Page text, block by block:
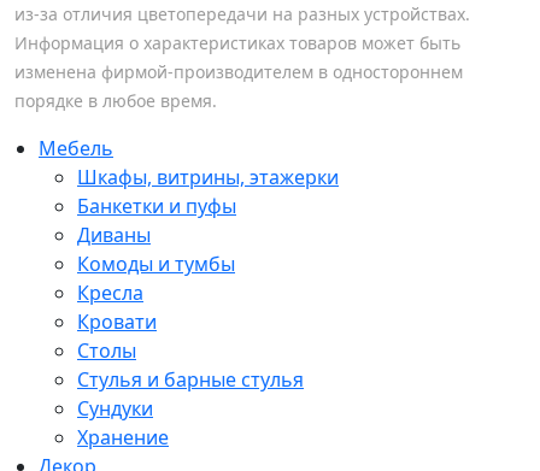
из-за отличия цветопередачи на разных устройствах.
Информация о характеристиках товаров может быть
изменена фирмой-производителем в одностороннем
порядке в любое время.
Мебель
Шкафы, витрины, этажерки
Банкетки и пуфы
Диваны
Комоды и тумбы
Кресла
Кровати
Столы
Стулья и барные стулья
Сундуки
Хранение